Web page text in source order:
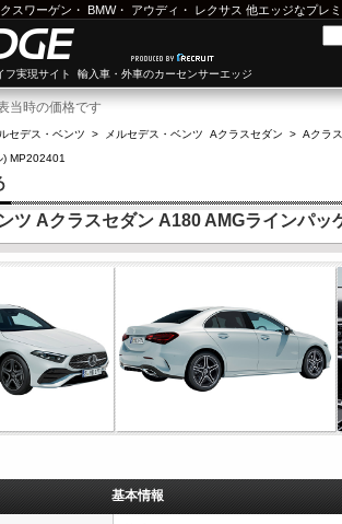
スワーゲン ・ BMW・ アウディ ・ レクサス 他エッジなプレ
フ実現サイト 輸入車・外車のカーセンサーエッジ
当時の価格です
セデス・ベンツ > メルセデス・ベンツ Aクラスセダン > Aクラ
) MP202401
ツ Aクラスセダン A180 AMGラインパ
基本情報